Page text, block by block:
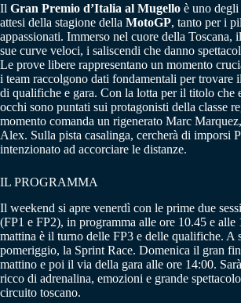
Il Gran Premio d’Italia al Mugello è uno
attesi della stagione della MotoGP, tanto per i
appassionati. Immerso nel cuore della Toscana,
sue curve veloci, i saliscendi che danno
Le prove libere rappresentano un momento
i team raccolgono dati fondamentali per trovare
di qualifiche e gara. Con la lotta per il titolo che
occhi sono puntati sui protagonisti della classe
momento comanda un rigenerato Marc
Alex. Sulla pista casalinga, cercherà di imporsi
intenzionato ad accorciare le distanze.
IL PROGRAMMA
Il weekend si apre venerdì con le prime due
(FP1 e FP2), in programma alle ore 10.45 e alle
mattina è il turno delle FP3 e delle qualifiche. A
pomeriggio, la Sprint Race. Domenica il gran
mattino e poi il via della gara alle ore 14:00.
ricco di adrenalina, emozioni e grande
circuito toscano.